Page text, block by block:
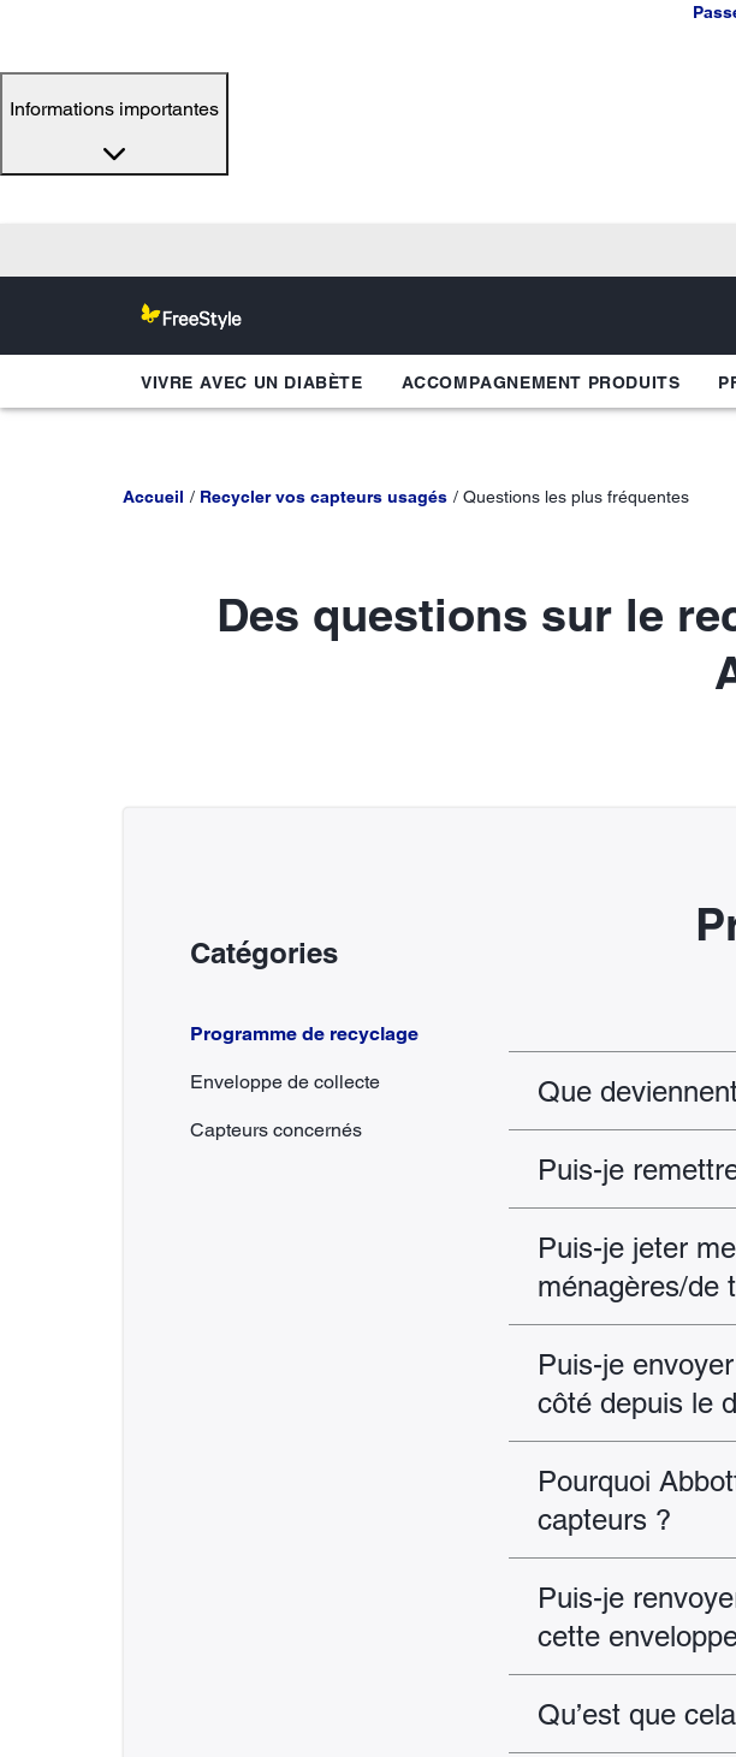
Informations importantes
VIVRE AVEC UN DIABÈTE ACCOMPAGNEMENT PRODUITS
Accueil Recycler vos capteurs usagés Questions les plus fréquentes
Des questions sur le
Catégories
Programme de recyclage
Enveloppe de collecte
Capteurs concernés
Que
Puis-je
Puis-je jeter
ménagères/de
Puis-je
côté depuis le
Pourquoi
capteurs ?
Puis-je
cette
Qu’est que